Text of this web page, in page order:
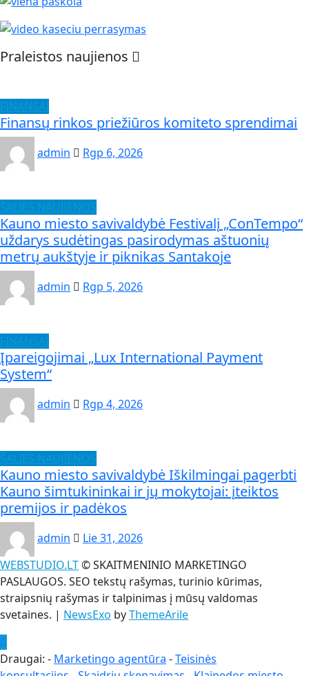
Praleistos naujienos
Finansų rinkos priežiūros komiteto sprendimai
admin Rgp 6, 2026
Kauno miesto savivaldybė Festivalį „ConTempo“
uždarys sudėtingas pasirodymas aštuonių
metrų aukštyje ir piknikas Santakoje
admin Rgp 5, 2026
Įpareigojimai „Lux International Payment
System“
admin Rgp 4, 2026
Kauno miesto savivaldybė Iškilmingai pagerbti
Kauno šimtukininkai ir jų mokytojai: įteiktos
premijos ir padėkos
admin
Lie 31, 2026
WEBSTUDIO.LT© SKAITMENINIO MARKETINGO
PASLAUGOS. SEO tekstų rašymas, turinio kūrimas,
straipsnių rašymas ir talpinimas į mūsų valdomas
svetaines. | NewsExo byThemeArile
Draugai: - Marketingo agentūra -Teisinės